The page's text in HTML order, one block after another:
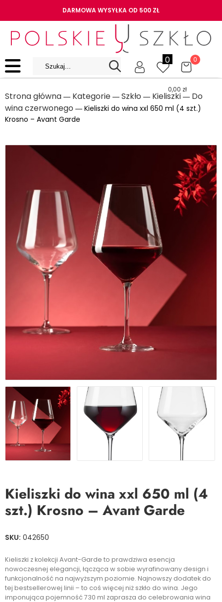
DARMOWA WYSYŁKA OD 500 ZŁ
0 0
0,00 zł
Strona główna ― Kategorie ― Szkło ― Kieliszki ― Do
wina czerwonego ― Kieliszki do wina xxl 650 ml (4 szt.)
Krosno – Avant Garde
Kieliszki do wina xxl 650 ml (4
szt.) Krosno – Avant Garde
SKU: 042650
Kieliszki z kolekcji Avant-Garde to prawdziwa esencja
nowoczesnej elegancji, łącząca w sobie wyrafinowany design i
funkcjonalność na najwyższym poziomie. Najnowszy dodatek do
tej bestsellerowej linii – to coś więcej niż szkło do wina. Jego
imponująca pojemność 730 ml zaprasza do celebrowania wina